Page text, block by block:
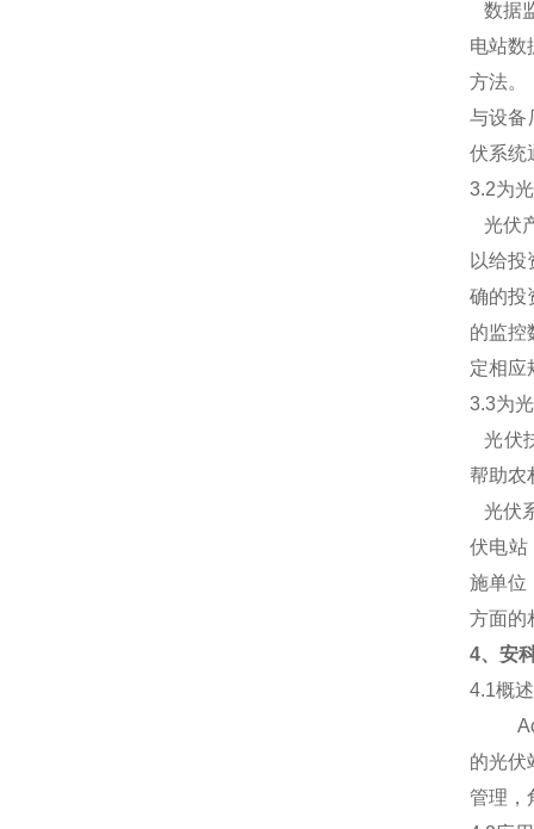
数据
电站数
方法。
与设备
伏系统
3.2为
光伏
以给
确的投
的监控
定相应
3.3为
光伏
帮助农
光伏
伏电站
施单位
方面的
4、安
4.1概述
的光伏
管理，